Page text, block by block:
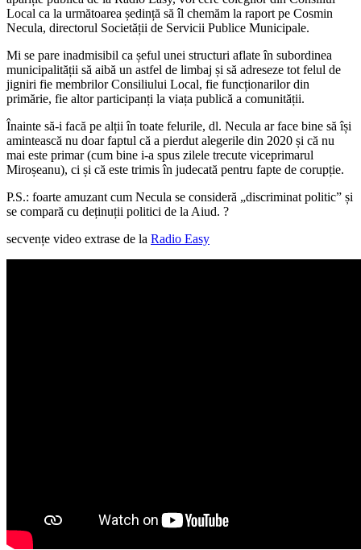
Local ca la următoarea ședință să îl chemăm la raport pe Cosmin
Necula, directorul Societății de Servicii Publice Municipale.
Mi se pare inadmisibil ca șeful unei structuri aflate în subordinea
municipalității să aibă un astfel de limbaj și să adreseze tot felul de
jigniri fie membrilor Consiliului Local, fie funcționarilor din
primărie, fie altor participanți la viața publică a comunității.
Înainte să-i facă pe alții în toate felurile, dl. Necula ar face bine să își
amintească nu doar faptul că a pierdut alegerile din 2020 și că nu
mai este primar (cum bine i-a spus zilele trecute viceprimarul
Miroșeanu), ci și că este trimis în judecată pentru fapte de corupție.
P.S.: foarte amuzant cum Necula se consideră „discriminat politic” și
se compară cu deținuții politici de la Aiud. ?
secvențe video extrase de la Radio Easy